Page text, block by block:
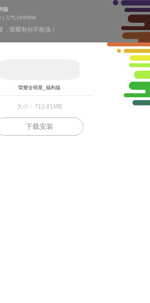
荣耀全明星_福利版
大小：713.81MB
下载安装
版
| 人气:16909W
，荣耀有你不散场！